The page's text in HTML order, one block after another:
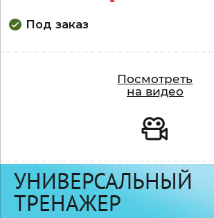
Под заказ
Посмотреть
на видео
Видео
УНИВЕРСАЛЬНЫЙ
ТРЕНАЖЕР